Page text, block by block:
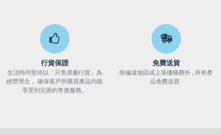
行貨保證
生活時尚堅持以「只售原廠行貨」為
經營理念， 確保客戶所購買產品均能
享受到完善的售後服務。
免費送貨
除偏遠地區或上落樓梯費外 , 所有產
品免費送貨 .